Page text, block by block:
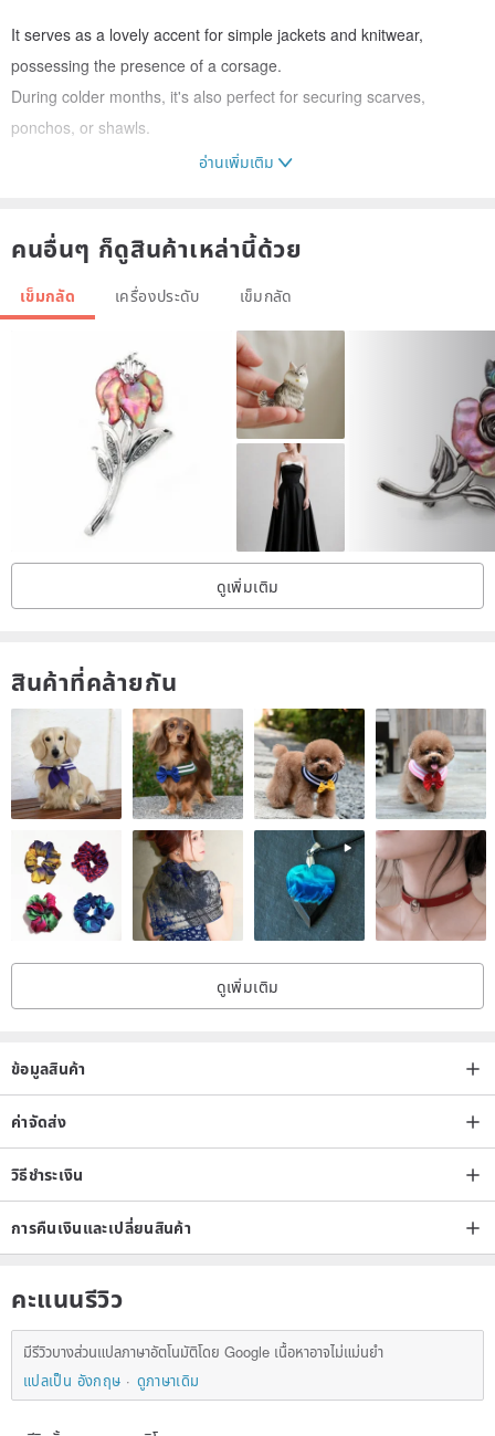
It serves as a lovely accent for simple jackets and knitwear,
possessing the presence of a corsage.
During colder months, it's also perfect for securing scarves,
ponchos, or shawls.
As each piece is handmade, please understand that the colors and
appearance may not be exactly the same as the photo.
*If you desire a different color or size, or have other specific
requests, please contact us. We will do our best to accommodate
*We can also engrave names, initials, or messages on the back.
Please consult with us before purchasing.
*The clasp is made of brass (primarily chrome-plated) and is
Size: Approximately 60mm x 56mm
Weight: Approximately 12g
Modern and Warm Cloisonné Accessories by Ankel Zet
Every step, from hand-cutting and shaping the copper or silver
plate to applying enamel and firing it in the kiln, is performed by
experienced artisans.
Consequently, the colors and expressions of each piece vary subtly.
This cloisonné brooch is captivating precisely because no two are
อ่านเพิ่มเติม
คนอื่นๆ ก็ดูสินค้าเหล่านี้ด้วย
เข็มกลัด เครื่องประดับ เข็มกลัด
ดูเพิ่มเติม
สินค้าที่คล้ายกัน
ดูเพิ่มเติม
ข้อมูลสินค้า
ค่าจัดส่ง
วิธีชำระเงิน
การคืนเงินและเปลี่ยนสินค้า
คะแนนรีวิว
มีรีวิวบางส่วนแปลภาษาอัตโนมัติโดย Google เนื้อหาอาจไม่แม่นยำ
แปลเป็น อังกฤษ
ดูภาษาเดิม